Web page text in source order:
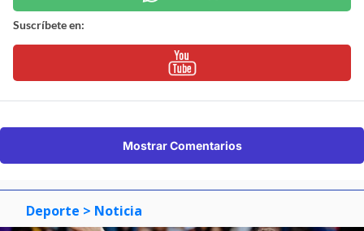
Suscríbete en:
Mostrar Comentarios
Deporte > Noticia